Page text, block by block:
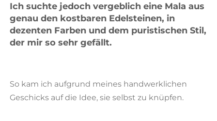
Ich suchte jedoch vergeblich eine Mala aus
genau den kostbaren Edelsteinen, in
dezenten Farben und dem puristischen Stil,
der mir so sehr gefällt.
So kam ich aufgrund meines handwerklichen
Geschicks auf die Idee, sie selbst zu knüpfen.